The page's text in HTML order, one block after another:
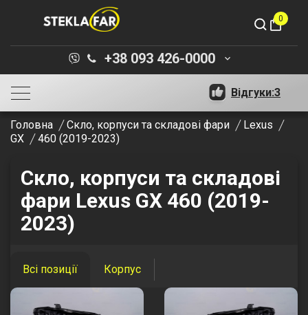
shopping_bag
0
+38 093 426-0000 keyboard_arrow_down
Відгуки:3
Головна Скло, корпуси та складові фари
Lexus
GX
460 (2019-2023)
Скло, корпуси та складові
фари Lexus GX 460 (2019-
2023)
Всі позиції Корпус